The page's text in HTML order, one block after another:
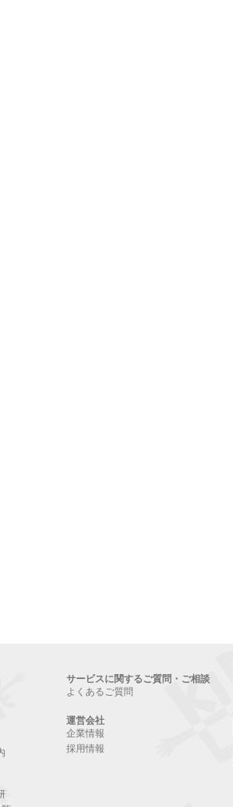
サービスに関するご質問・ご相談
よくあるご質問
運営会社
企業情報
採用情報